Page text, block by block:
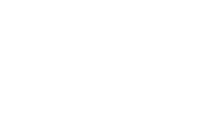
lub przesuwania.